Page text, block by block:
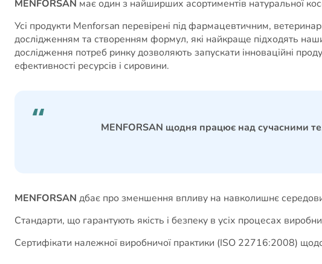
MENFORSAN має один з найширших асортиментів натуральної
Усі продукти Menforsan перевірені під фармацевтичним,
дослідженням та створенням формул, які найкраще підходять
дослідження потреб ринку дозволяють запускати інноваційні
ефективності ресурсів і сировини.
MENFORSAN щодня працює над сучасними
MENFORSAN дбає про зменшення впливу на навколишнє
Стандарти, що гарантують якість і безпеку в усіх процесах
Сертифікати належної виробничої практики (ISO 22716:2008)